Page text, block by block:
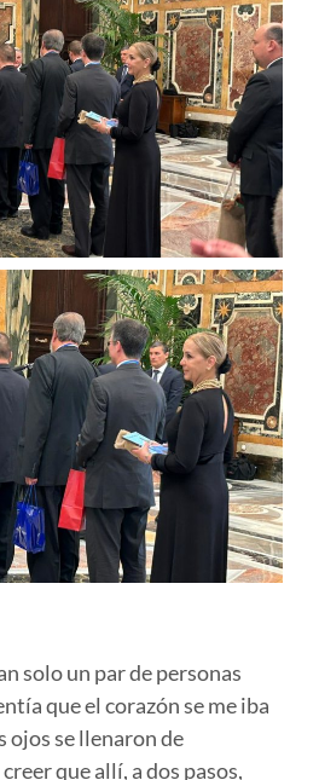
solo un par de personas
que el corazón se me iba
ojos se llenaron de
que allí, a dos pasos,